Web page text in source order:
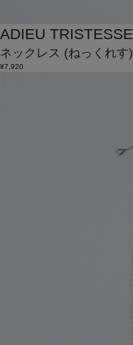
ADIEU TRISTESSE
ネックレス (ねっくれす)
¥7,920